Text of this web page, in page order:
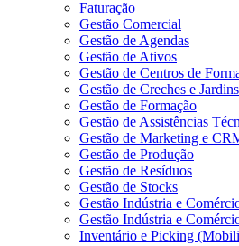
Faturação
Gestão Comercial
Gestão de Agendas
Gestão de Ativos
Gestão de Centros de
Gestão de Creches e
Gestão de Formação
Gestão de Assistências
Gestão de Marketing e
Gestão de Produção
Gestão de Resíduos
Gestão de Stocks
Gestão Indústria e
Gestão Indústria e
Inventário e Picking